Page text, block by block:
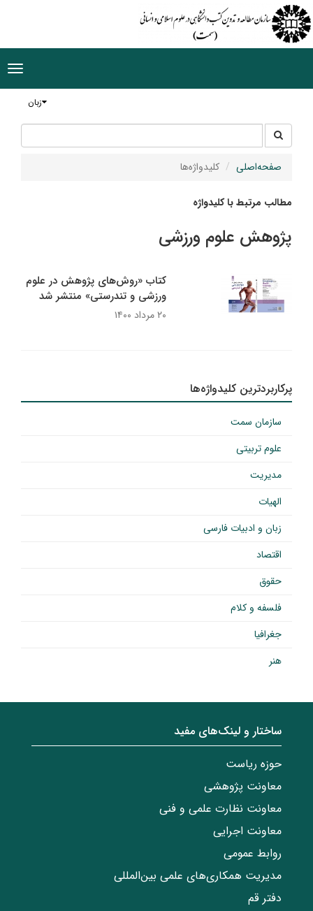
زبان
جستجو
در
سایت
صفحه‌اصلی کلیدواژه‌ها
مطالب مرتبط با کلیدواژه
پژوهش علوم ورزشی
کتاب «روش‌های پژوهش در علوم
ورزشی و تندرستی» منتشر شد
۲۰ مرداد ۱۴۰۰
پرکاربردترین کلیدواژه‌ها
سازمان سمت
علوم تربیتی
مدیریت
الهیات
زبان و ادبیات فارسی
اقتصاد
حقوق
فلسفه و کلام
جغرافیا
هنر
ساختار‌‌ و‌‌ لینک‌های مفید
حوزه ریاست
معاونت پژوهشی
معاونت نظارت علمی و فنی
معاونت اجرایی
روابط عمومی
مدیریت همکاری‌های علمی بین‌المللی
دفتر قم